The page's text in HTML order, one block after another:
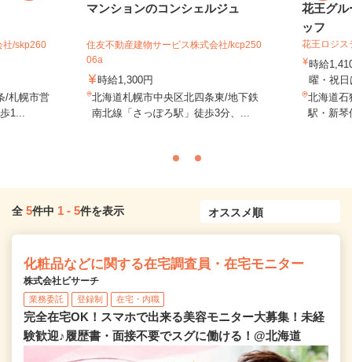
社/skp260
/札幌市営
1...
マンションのコンシェルジュ
住友不動産建物サービス株式会社/kcp250
06a
時給1,300円
北海道札幌市中央区北四条東/地下鉄
南北線「さっぽろ駅」徒歩3分、...
花王グル
ッフ
花王ロジ
時給
曜・祝
北海道石
駅・新琴
全 5件中 1 - 5件を表示
化粧品などに関する在宅調査員・在宅モニター
株式会社ビサーチ
業務委託 登録制 在宅・内職
完全在宅OK！スマホで出来る美容モニター大募集！未経
験歓迎♪履歴書・面接不要でスグに働ける！@北海道